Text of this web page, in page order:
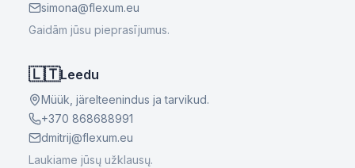
simona@flexum.eu
Gaidām jūsu pieprasījumus.
🇱🇹Leedu
Müük, järelteenindus ja tarvikud.
+370 868688991
dmitrij@flexum.eu
Laukiame jūsų užklausų.